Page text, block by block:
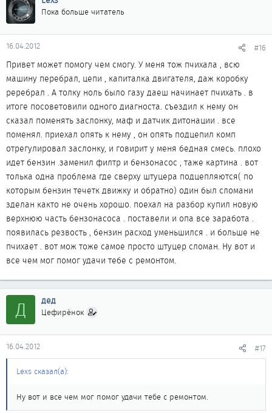
Пока больше читатель
16.04.2012 #16
Привет может помогу чем смогу. У меня тож пчихала , всю
машину перебрал, цепи , капиталка двигателя, даж коробку
реребрал . А толку ноль было газу даеш начинает пчихать . в
итоге посоветовили одного диагноста. съездил к нему он
сказал поменять заслонку, маф и датчик дитонации . все
поменял. приехал опять к нему , он опять подцепил комп
отрегулировал заслонку, и говирит у меня бедная смесь. плохо
идет бензин .заменил филтр и бензонасос , таже картина . вот
толька одна проблема где сверху штуцера подцепляются( по
которым бензин течетк движку и обратно) один был сломани
зделан както не очень хорошо. поехал на разбор купил новую
верхнюю часть бензонасоса . поставели и опа все заработа .
появилась резвость , бензин расход уменьшился . и больше не
пчихает . вот мож тоже самое просто штуцер сломан. Ну вот и
все чем мог помог удачи тебе с ремонтом.
Д дед
Цефирёнок
16.04.2012 #17
Lexs сказал(а):
Ну вот и все чем мог помог удачи тебе с ремонтом.